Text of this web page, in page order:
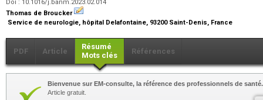
Doi : 10.1016/j.banm.2023.02.014
Thomas de Broucker
Service de neurologie, hôpital Delafontaine, 93200 Saint-Denis, France
PDF Article
Résumé
Mots clés
Références
Bienvenue sur EM-consulte, la référence des professionnels de santé.
Article gratuit.